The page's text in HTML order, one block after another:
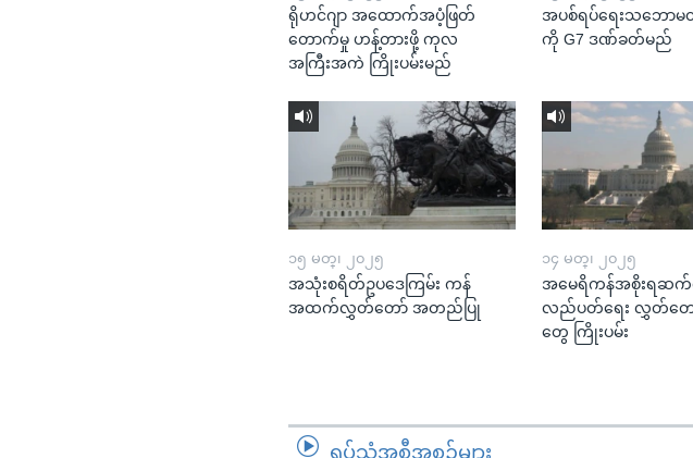
ရိုဟင်ဂျာ အထောက်အပံ့ဖြတ်
တောက်မှု ဟန့်တားဖို့ ကုလ
အကြီးအကဲ ကြိုးပမ်းမည်
အပစ်ရပ်ရေးသဘောမ
ကို G7 ဒဏ်ခတ်မည်
၁၅ မတ္၊ ၂၀၂၅
အသုံးစရိတ်ဥပဒေကြမ်း ကန်
အထက်လွှတ်တော် အတည်ပြု
၁၄ မတ္၊ ၂၀၂၅
အမေရိကန်အစိုးရဆ
လည်ပတ်ရေး လွှတ်တ
တွေ ကြိုးပမ်း
ရုပ်သံအစီအစဉ်များ